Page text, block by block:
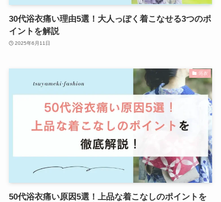
30代浴衣痛い理由5選！大人っぽく着こなせる3つのポ
イントを解説
2025年6月11日
浴衣
50代浴衣痛い原因5選！上品な着こなしのポイントを